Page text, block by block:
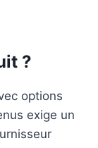
?
options
exige un